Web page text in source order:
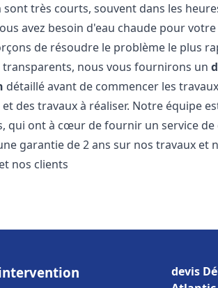
très courts, souvent dans les
avez besoin d'eau chaude pour
de résoudre le problème le plus
nous vous fournirons un
détaillé avant de commencer les
des travaux à réaliser. Notre équipe
qui ont à cœur de fournir un service de
garantie de 2 ans sur nos travaux et
nos clients
devis